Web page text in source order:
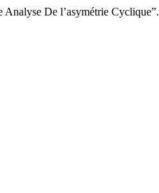
De l’asymétrie Cyclique”.